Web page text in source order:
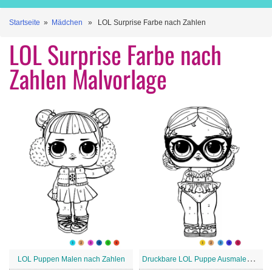
Startseite » Mädchen » LOL Surprise Farbe nach Zahlen
LOL Surprise Farbe nach
Zahlen Malvorlage
LOL Puppen Malen nach Zahlen D
ruckbare LOL Puppe Ausmalen nach Zahl